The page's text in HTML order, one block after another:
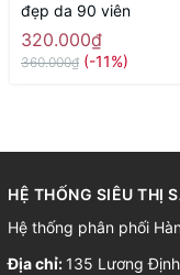
đẹp da 90 viên
320.000₫
360.000₫ (-11%)
HỆ THỐNG SIÊU THỊ
Hệ thống phân phối
Địa chỉ: 135 Lương